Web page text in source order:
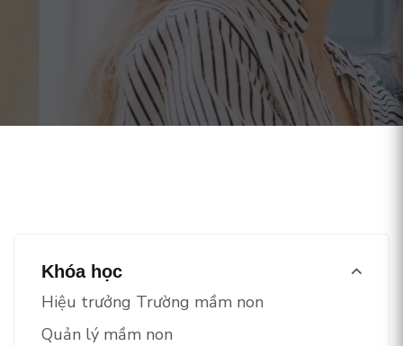
Khóa học
Hiệu trưởng Trường mầm non
Quản lý mầm non